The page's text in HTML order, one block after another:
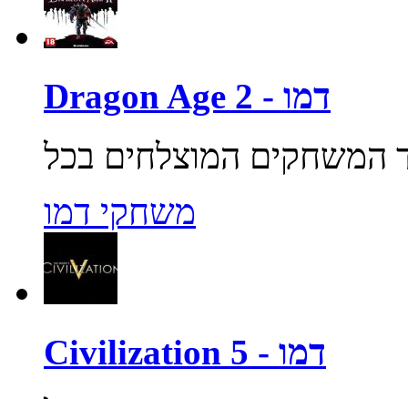
Dragon Age 2 - דמו
משחקי דמו
Civilization 5 - דמו